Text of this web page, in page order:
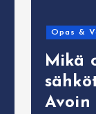
Opas &
Mikä
Avoin